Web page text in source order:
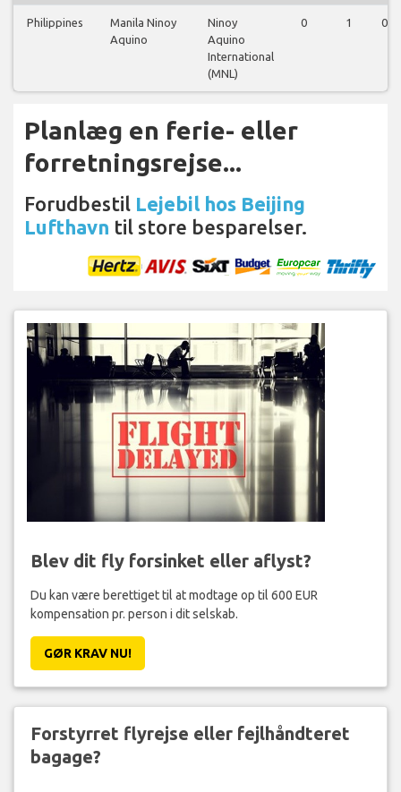
Philippines
Manila Ninoy
Aquino
Ninoy
Aquino
International
(MNL)
0 1 0
Planlæg en ferie- eller
forretningsrejse...
Forudbestil Lejebil hos Beijing
Lufthavn til store besparelser.
Blev dit fly forsinket eller aflyst?
Du kan være berettiget til at modtage op til 600 EUR
kompensation pr. person i dit selskab.
GØR KRAV NU!
Forstyrret flyrejse eller fejlhåndteret
bagage?